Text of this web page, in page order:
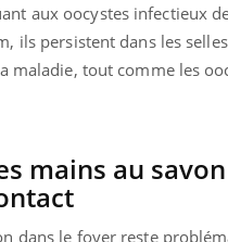
aux oocystes infectieux
ils persistent dans les
maladie, tout comme les
mains au
dans le foyer reste